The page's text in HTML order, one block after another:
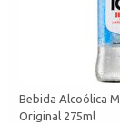
Bebida Alcoólica
Original 275ml